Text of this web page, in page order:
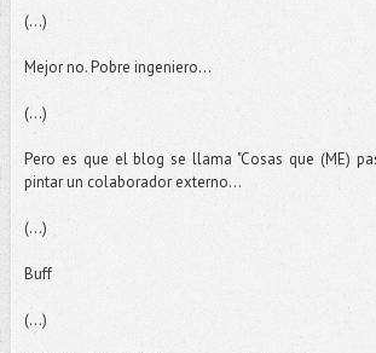
(...)
Mejor no. Pobre ingeniero...
(...)
Pero es que el blog se llama "Cosas que (ME)
pintar un colaborador externo...
(...)
Buff
(...)